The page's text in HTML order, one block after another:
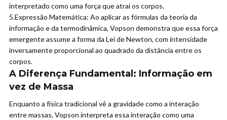
interpretado como uma força que atrai os corpos.
5.Expressão Matemática: Ao aplicar as fórmulas da teoria da
informação e da termodinâmica, Vopson demonstra que essa força
emergente assume a forma da Lei de Newton, com intensidade
inversamente proporcional ao quadrado da distância entre os
corpos.
A Diferença Fundamental: Informação em
vez de Massa
Enquanto a física tradicional vê a gravidade como a interação
entre massas, Vopson interpreta essa interação como uma